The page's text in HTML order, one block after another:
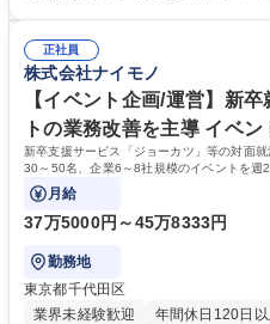
の実行による内定承諾率の向上。年
えるやりがいがあり、採用の大きいポジションで
シスタント】有名就活支援サービス
ーション/マネジメント研修等を実施
ら業務を進める場面も多いため、実
ることが可能です! 【当社の強み】
ており、地方学生の採用と言えば"
学歴・資格 学歴：大学院 大学 語学力
正社員
株式会社ナイモノ
【イベント企画/運営】新
トの業務改善を主導 イベン
新卒支援サービス「ジョーカツ」等の対面
30～50名、企業6～8社規模のイベントを週
の事務～当日の現場管理まで幅広くご担当。
月給
37万5000円～45万8333円
勤務地
東京都千代田区
業界未経験歓迎
年間休日120日以